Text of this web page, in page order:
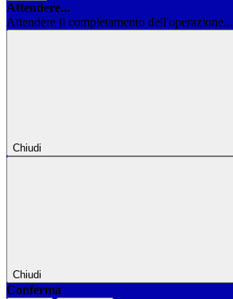
Attendere...
Attendere il completamento dell'operazione...
Chiudi
Chiudi
Conferma